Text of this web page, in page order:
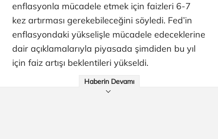
enflasyonla mücadele etmek için faizleri 6-7
kez artırması gerekebileceğini söyledi. Fed’in
enflasyondaki yükselişle mücadele edeceklerine
dair açıklamalarıyla piyasada şimdiden bu yıl
için faiz artışı beklentileri yükseldi.
Haberin Devamı